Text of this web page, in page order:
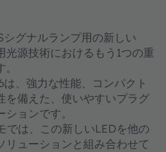
グナルランプ用の新しい
光源技術におけるもう1つの重
、強力な性能、コンパクト
を備えた、使いやすいプラグ
ョンです。
では、この新しいLEDを他の
リューションと組み合わせて